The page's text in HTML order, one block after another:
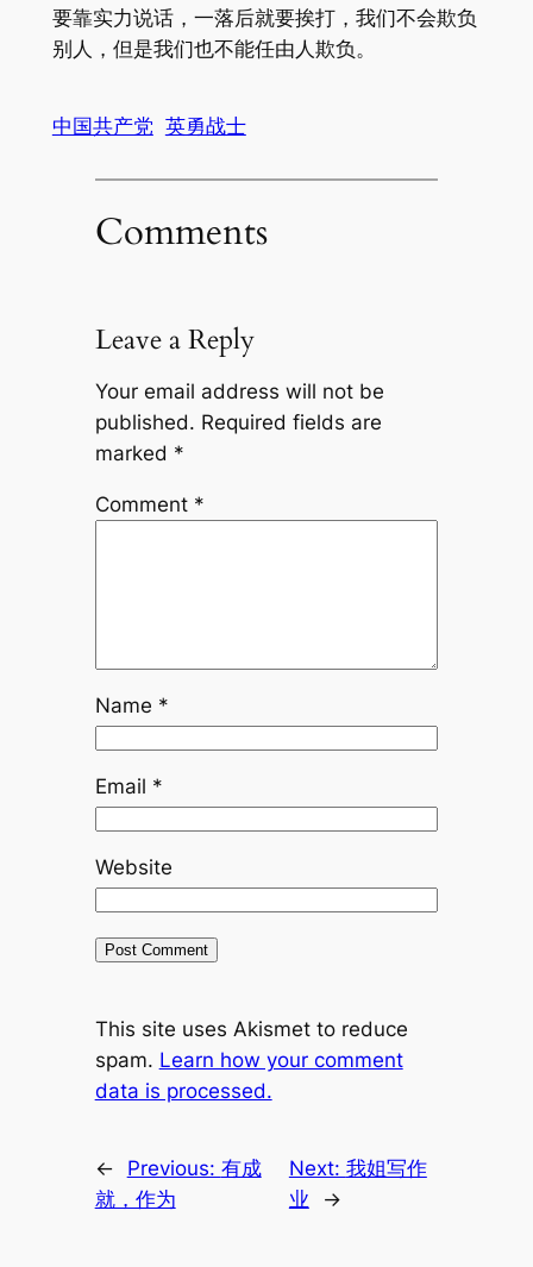
要靠实力说话，一落后就要挨打，我们不会欺负
别人，但是我们也不能任由人欺负。
中国共产党 英勇战士
Comments
Leave a Reply
Your email address will not be
published. Required fields are
marked *
Comment *
Name *
Email *
Website
This site uses Akismet to reduce
spam. Learn how your comment
data is processed.
← Previous: 有成
就，作为
Next: 我姐写作
业
→